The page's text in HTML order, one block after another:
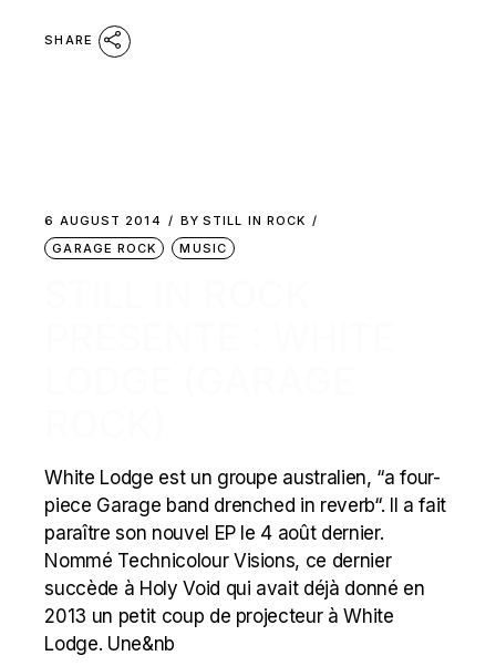
SHARE
6 AUGUST 2014 BY STILL IN ROCK
GARAGE ROCK
MUSIC
White Lodge est un groupe australien, “a four-
piece Garage band drenched in reverb“. Il a fait
paraître son nouvel EP le 4 août dernier.
Nommé Technicolour Visions, ce dernier
succède à Holy Void qui avait déjà donné en
2013 un petit coup de projecteur à White
Lodge. Une&nb